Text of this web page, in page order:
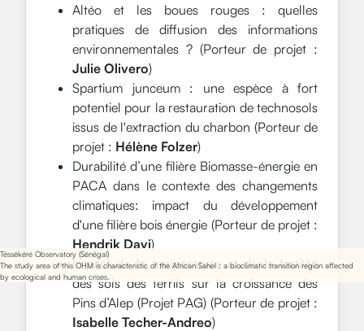
Téssékéré Observatory (Sénégal)
The study area of this OHM is characteristic of the African Sahel : a bioclimatic transition region affected
by ecological and human crises.
Altéo et les boues rouges : quelles
pratiques de diffusion des informations
environnementales ? (Porteur de projet :
Julie Olivero)
Spartium junceum : une espèce à fort
potentiel pour la restauration de technosols
issus de l'extraction du charbon (Porteur de
projet : Hélène Folzer)
Durabilité d’une filière Biomasse-énergie en
PACA dans le contexte des changements
climatiques: impact du développement
d'une filière bois énergie (Porteur de projet :
Hendrik Davi)
Impact de la température et de la fertilité
des sols des terrils sur la croissance des
Pins d’Alep (Projet PAG) (Porteur de projet :
Isabelle Techer-Andreo)